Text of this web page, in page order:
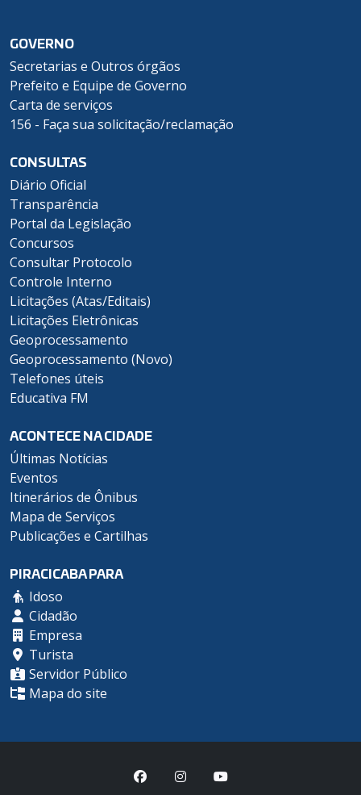
GOVERNO
Secretarias e Outros órgãos
Prefeito e Equipe de Governo
Carta de serviços
156 - Faça sua solicitação/reclamação
CONSULTAS
Diário Oficial
Transparência
Portal da Legislação
Concursos
Consultar Protocolo
Controle Interno
Licitações (Atas/Editais)
Licitações Eletrônicas
Geoprocessamento
Geoprocessamento (Novo)
Telefones úteis
Educativa FM
ACONTECE NA CIDADE
Últimas Notícias
Eventos
Itinerários de Ônibus
Mapa de Serviços
Publicações e Cartilhas
PIRACICABA PARA
Idoso
Cidadão
Empresa
Turista
Servidor Público
Mapa do site